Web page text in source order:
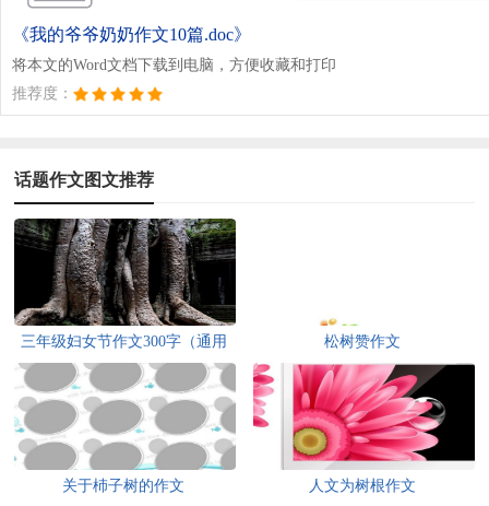
《我的爷爷奶奶作文10篇.doc》
将本文的Word文档下载到电脑，方便收藏和打印
推荐度：
话题作文图文推荐
三年级妇女节作文300字（通用
80篇）
松树赞作文
关于杮子树的作文 人文为树根作文